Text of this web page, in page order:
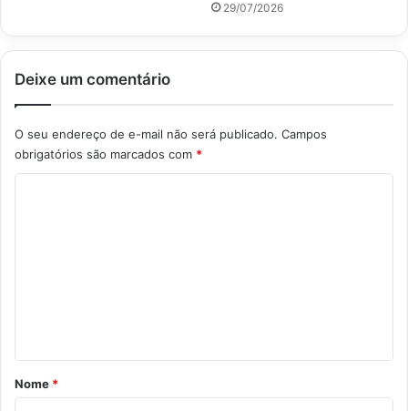
29/07/2026
Deixe um comentário
O seu endereço de e-mail não será publicado. Campos
obrigatórios são marcados com *
r
Nome *